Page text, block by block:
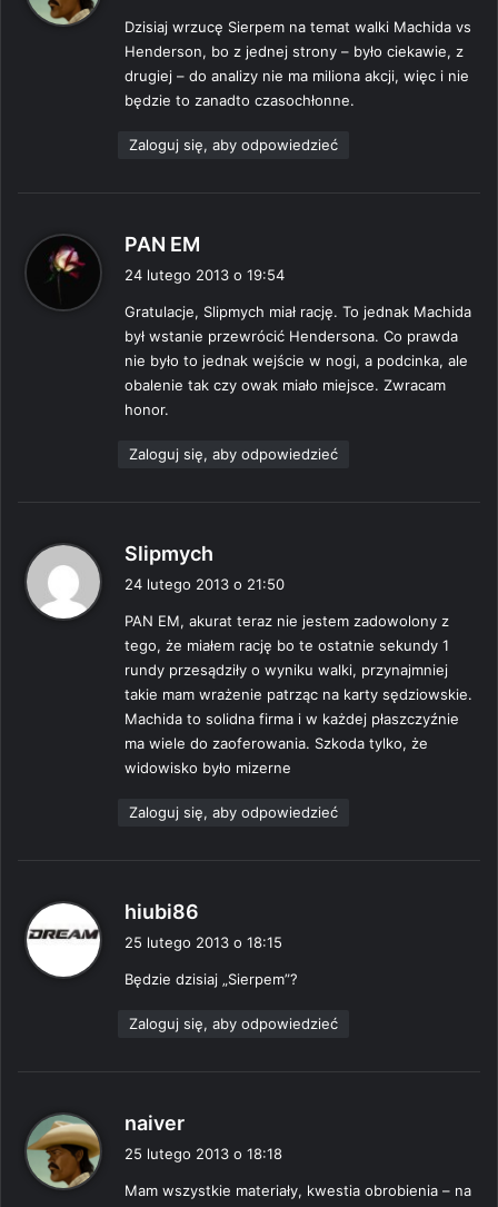
z
e
Dzisiaj wrzucę Sierpem na temat walki Machida vs
Henderson, bo z jednej strony – było ciekawie, z
drugiej – do analizy nie ma miliona akcji, więc i nie
będzie to zanadto czasochłonne.
Zaloguj się, aby odpowiedzieć
PAN EM
z
e
:
24 lutego 2013 o 19:54
Gratulacje, Slipmych miał rację. To jednak Machida
był wstanie przewrócić Hendersona. Co prawda
nie było to jednak wejście w nogi, a podcinka, ale
obalenie tak czy owak miało miejsce. Zwracam
honor.
Zaloguj się, aby odpowiedzieć
Slipmych
z
e
:
24 lutego 2013 o 21:50
PAN EM, akurat teraz nie jestem zadowolony z
tego, że miałem rację bo te ostatnie sekundy 1
rundy przesądziły o wyniku walki, przynajmniej
takie mam wrażenie patrząc na karty sędziowskie.
Machida to solidna firma i w każdej płaszczyźnie
ma wiele do zaoferowania. Szkoda tylko, że
widowisko było mizerne
Zaloguj się, aby odpowiedzieć
hiubi86
z
:
25 lutego 2013 o 18:15
Będzie dzisiaj „Sierpem”?
Zaloguj się, aby odpowiedzieć
naiver
z
25 lutego 2013 o 18:18
Mam wszystkie materiały, kwestia obrobienia – na